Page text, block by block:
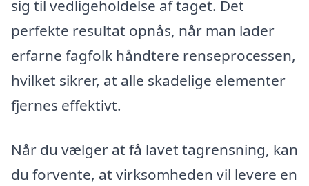
sig til vedligeholdelse af taget. Det
perfekte resultat opnås, når man lader
erfarne fagfolk håndtere renseprocessen,
hvilket sikrer, at alle skadelige elementer
fjernes effektivt.
Når du vælger at få lavet tagrensning, kan
du forvente, at virksomheden vil levere en